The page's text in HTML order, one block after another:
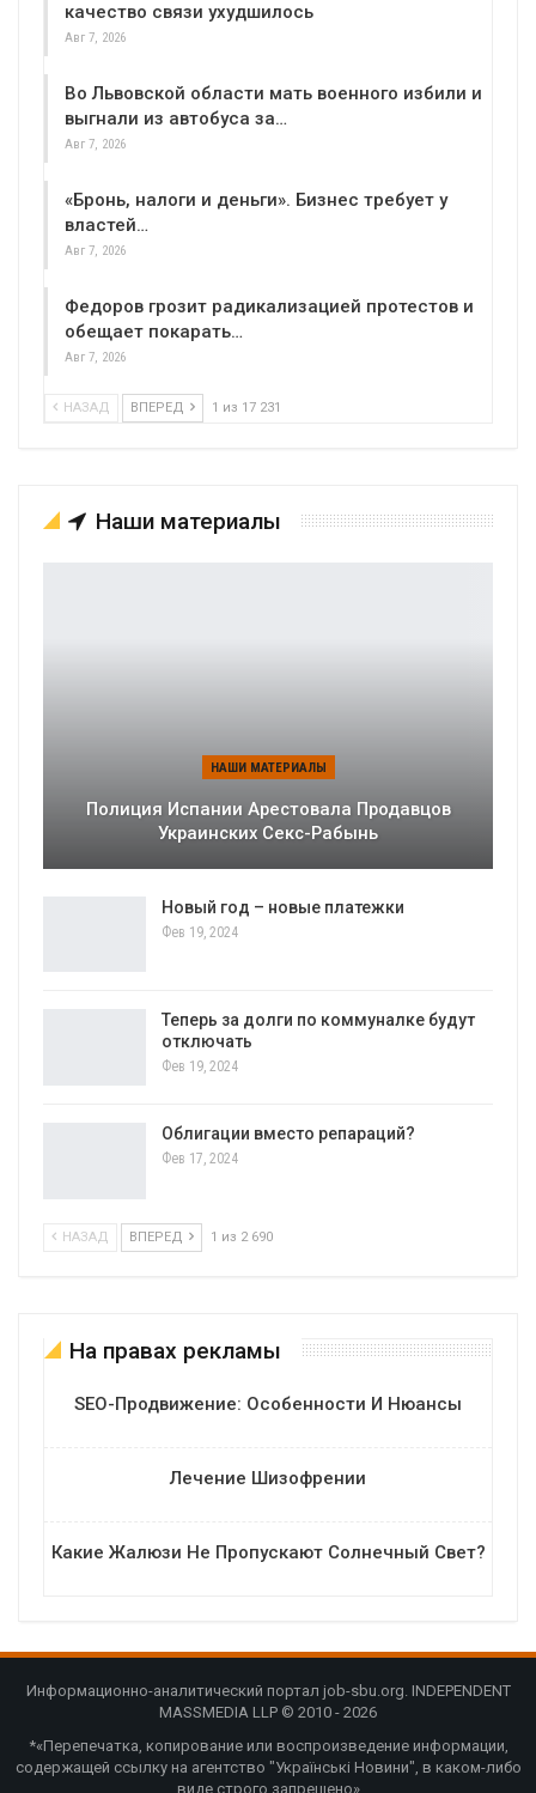
качество связи ухудшилось
Авг 7, 2026
Во Львовской области мать военного избили и
выгнали из автобуса за…
Авг 7, 2026
«Бронь, налоги и деньги». Бизнес требует у
властей…
Авг 7, 2026
Федоров грозит радикализацией протестов и
обещает покарать…
Авг 7, 2026
НАЗАД ВПЕРЕД 1 из 17 231
Наши материалы
НАШИ МАТЕРИАЛЫ
Полиция Испании Арестовала Продавцов
Украинских Секс-Рабынь
Новый год – новые платежки
Фев 19, 2024
Теперь за долги по коммуналке будут
отключать
Фев 19, 2024
Облигации вместо репараций?
Фев 17, 2024
НАЗАД ВПЕРЕД 1 из 2 690
На правах рекламы
SEO-Продвижение: Особенности И Нюансы
Лечение Шизофрении
Какие Жалюзи Не Пропускают Солнечный Свет?
Информационно-аналитический портал job-sbu.org. INDEPENDENT
MASSMEDIA LLP © 2010 - 2026
*«Перепечатка, копирование или воспроизведение информации,
содержащей ссылку на агентство "Українські Новини", в каком-либо
виде строго запрещено»